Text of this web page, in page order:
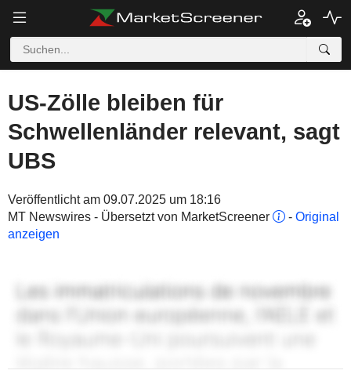
US-Zölle bleiben für
Schwellenländer relevant, sagt
UBS
Veröffentlicht am 09.07.2025 um 18:16
MT Newswires - Übersetzt von MarketScreener
- Original
anzeigen